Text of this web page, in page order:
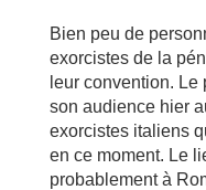
Bien peu de
exorcistes de la
leur convention. Le
son audience hier
exorcistes italiens
en ce moment. Le
probablement à